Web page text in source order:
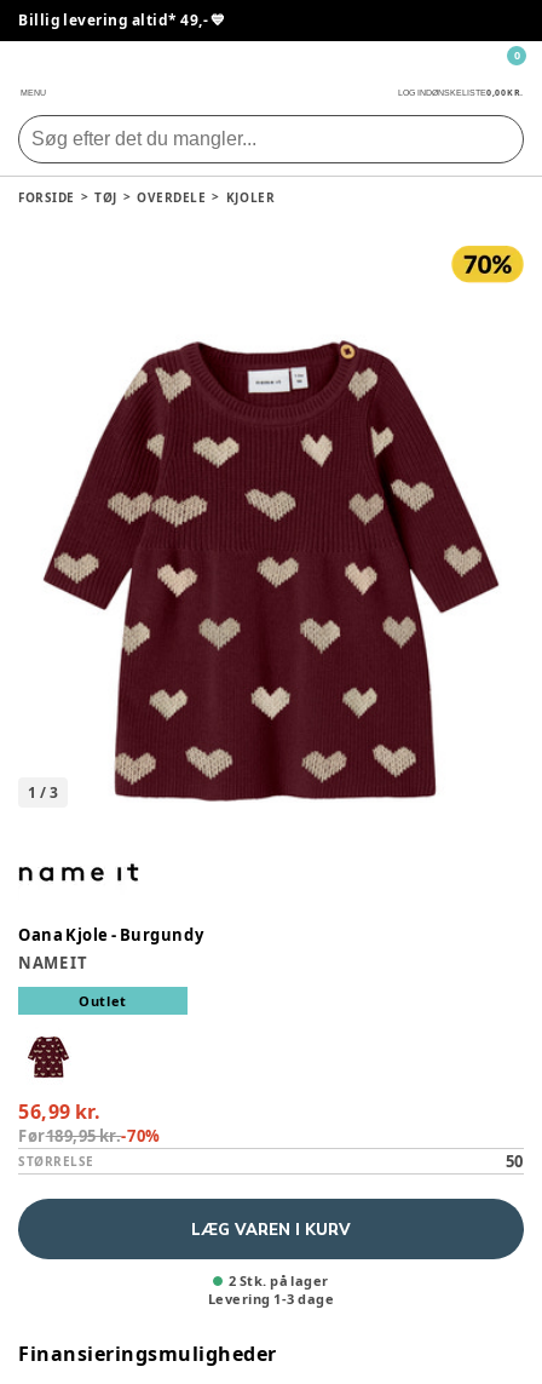
Billig levering altid* 49,- 💙
MENU LOG INDØNSKELISTE0,00 KR.
0
FORSIDE TØJ OVERDELE KJOLER
1 /3
Oana Kjole - Burgundy
NAME IT
Outlet
56,99 kr.
Før189,95 kr.-70%
STØRRELSE 50
LÆG VAREN I KURV
2 Stk. på lager
Levering 1-3 dage
Finansieringsmuligheder